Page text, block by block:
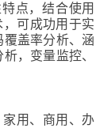
点，结合使用
可成功用于实
盖率分析、涵
，变量监控、
用、商用、办